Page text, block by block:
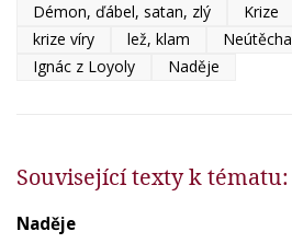
Démon, ďábel, satan, zlý
Krize
krize víry
lež, klam Neútěcha
Ignác z Loyoly
Naděje
Související texty k tématu:
Naděje